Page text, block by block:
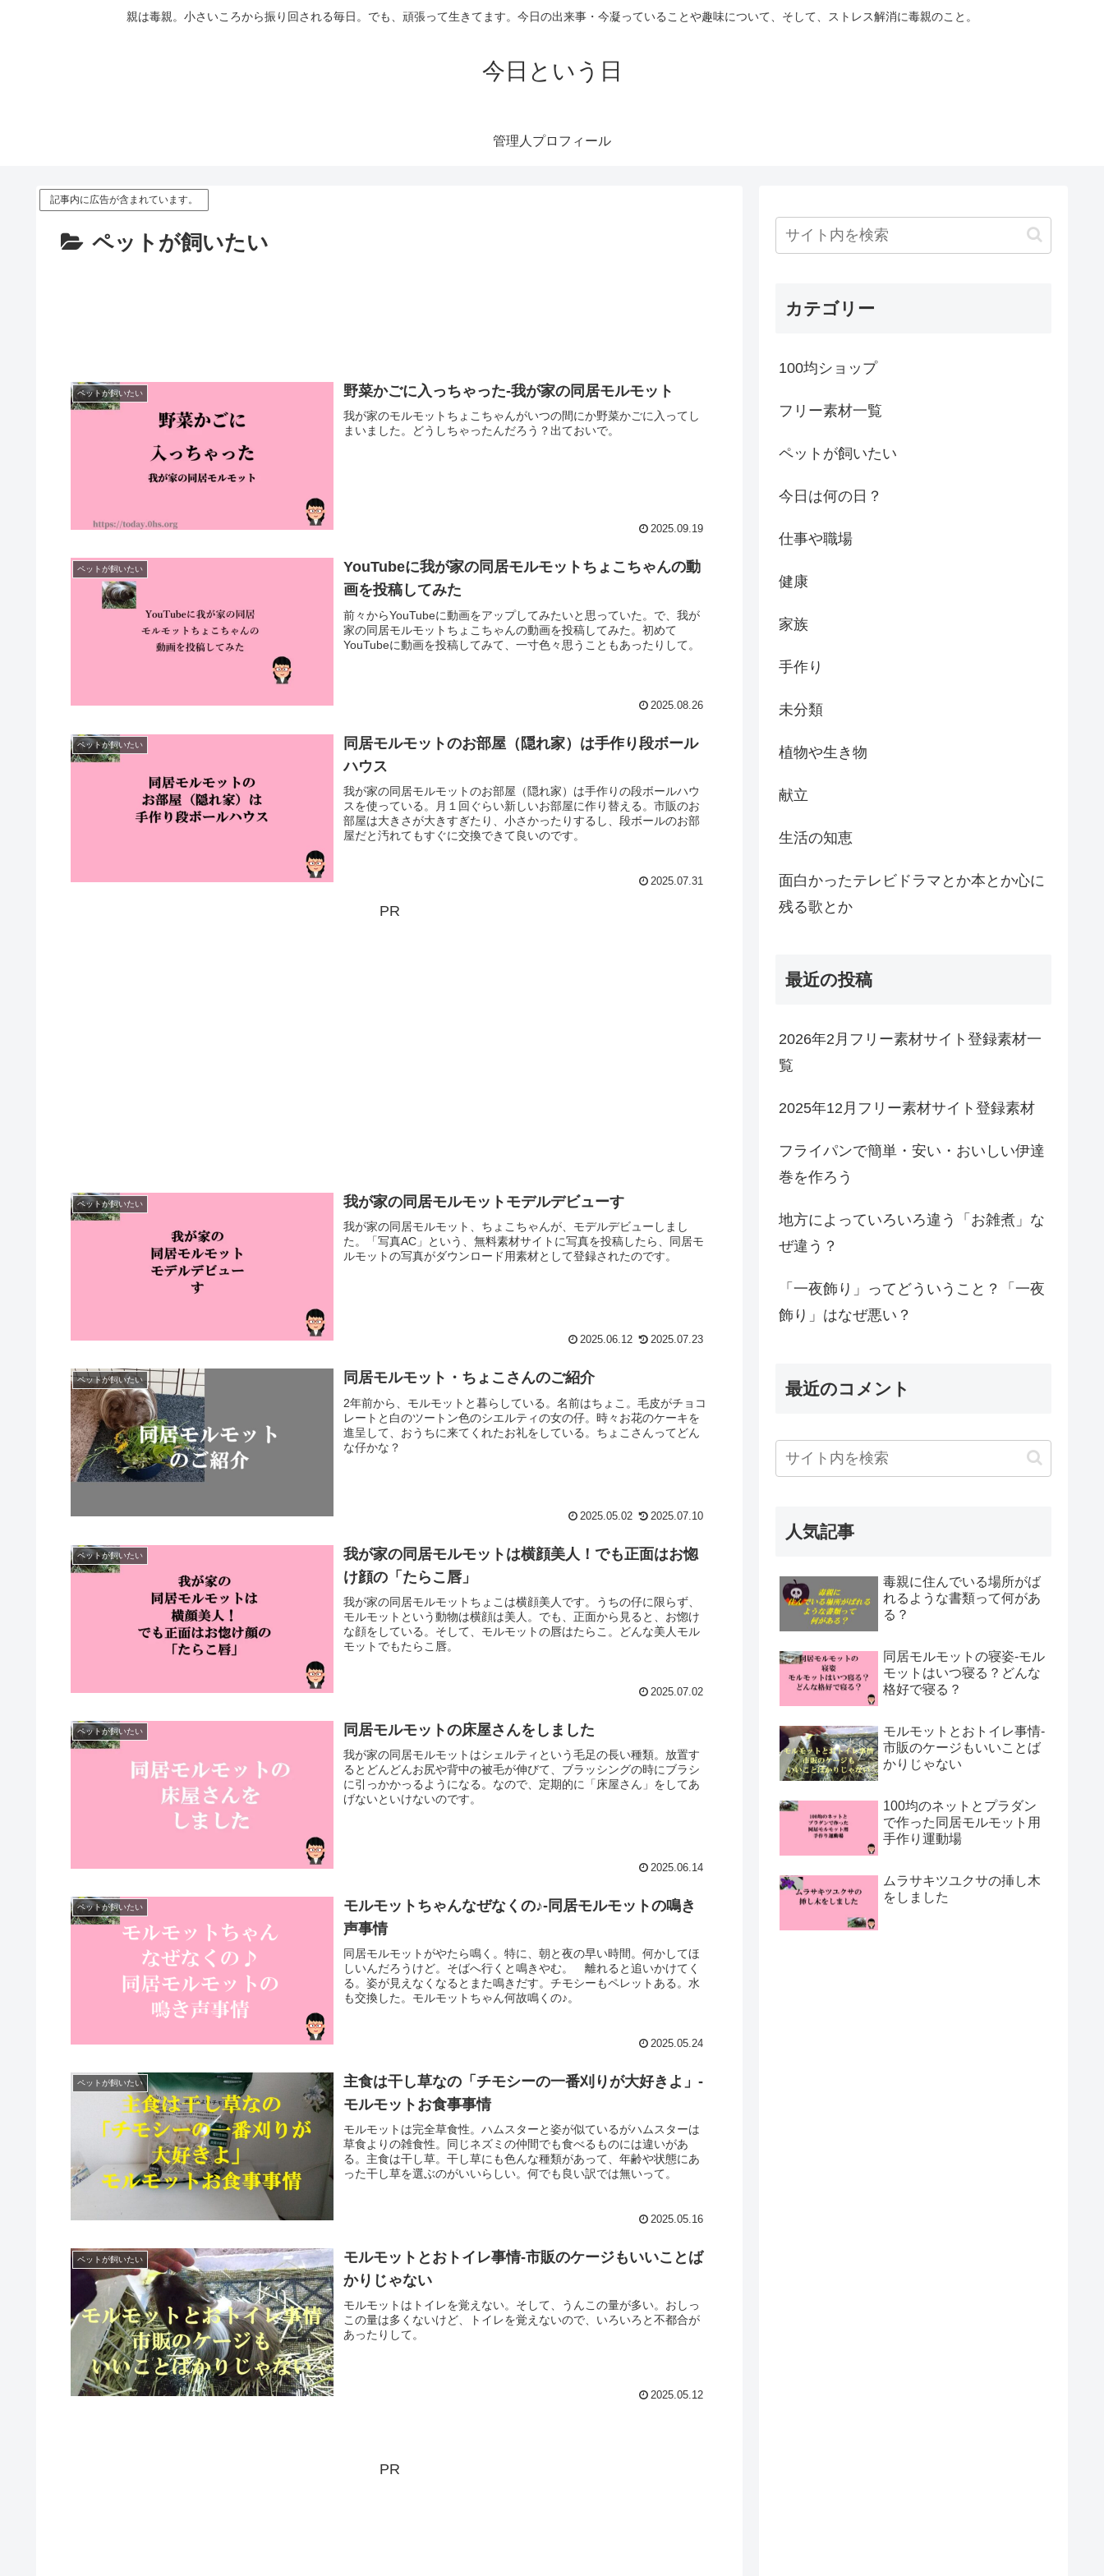
親は毒親。小さいころから振り回される毎日。でも、頑張って生きてます。今日の出来事・今凝っていることや趣味について、そして、ストレス解消に毒親のこと。
今日という日
管理人プロフィール
記事内に広告が含まれています。
ペットが飼いたい
ペットが飼いたい 野菜かごに入っちゃった-我が家の同居モルモット
我が家のモルモットちょこちゃんがいつの間にか野菜かごに入ってし
まいました。どうしちゃったんだろう？出ておいで。
2025.09.19
ペットが飼いたい
YouTubeに我が家の同居モルモットちょこちゃんの動
画を投稿してみた
前々からYouTubeに動画をアップしてみたいと思っていた。で、我が
家の同居モルモットちょこちゃんの動画を投稿してみた。初めて
YouTubeに動画を投稿してみて、一寸色々思うこともあったりして。
2025.08.26
ペットが飼いたい
同居モルモットのお部屋（隠れ家）は手作り段ボール
ハウス
我が家の同居モルモットのお部屋（隠れ家）は手作りの段ボールハウ
スを使っている。月１回ぐらい新しいお部屋に作り替える。市販のお
部屋は大きさが大きすぎたり、小さかったりするし、段ボールのお部
屋だと汚れてもすぐに交換できて良いのです。
2025.07.31
PR
ペットが飼いたい 我が家の同居モルモットモデルデビューす
我が家の同居モルモット、ちょこちゃんが、モデルデビューしまし
た。「写真AC」という、無料素材サイトに写真を投稿したら、同居モ
ルモットの写真がダウンロード用素材として登録されたのです。
2025.06.12 2025.07.23
ペットが飼いたい 同居モルモット・ちょこさんのご紹介
2年前から、モルモットと暮らしている。名前はちょこ。毛皮がチョコ
レートと白のツートン色のシエルティの女の仔。時々お花のケーキを
進呈して、おうちに来てくれたお礼をしている。ちょこさんってどん
な仔かな？
2025.05.02 2025.07.10
ペットが飼いたい
我が家の同居モルモットは横顔美人！でも正面はお惚
け顔の「たらこ唇」
我が家の同居モルモットちょこは横顔美人です。うちの仔に限らず、
モルモットという動物は横顔は美人。でも、正面から見ると、お惚け
な顔をしている。そして、モルモットの唇はたらこ。どんな美人モル
モットでもたらこ唇。
2025.07.02
ペットが飼いたい 同居モルモットの床屋さんをしました
我が家の同居モルモットはシェルティという毛足の長い種類。放置す
るとどんどんお尻や背中の被毛が伸びて、ブラッシングの時にブラシ
に引っかかっるようになる。なので、定期的に「床屋さん」をしてあ
げないといけないのです。
2025.06.14
ペットが飼いたい
モルモットちゃんなぜなくの♪-同居モルモットの鳴き
声事情
同居モルモットがやたら鳴く。特に、朝と夜の早い時間。何かしてほ
しいんだろうけど。そばへ行くと鳴きやむ。 離れると追いかけてく
る。姿が見えなくなるとまた鳴きだす。チモシーもペレットある。水
も交換した。モルモットちゃん何故鳴くの♪。
2025.05.24
ペットが飼いたい
主食は干し草なの「チモシーの一番刈りが大好きよ」-
モルモットお食事事情
モルモットは完全草食性。ハムスターと姿が似ているがハムスターは
草食よりの雑食性。同じネズミの仲間でも食べるものには違いがあ
る。主食は干し草。干し草にも色んな種類があって、年齢や状態にあ
った干し草を選ぶのがいいらしい。何でも良い訳では無いって。
2025.05.16
ペットが飼いたい
モルモットとおトイレ事情-市販のケージもいいことば
かりじゃない
モルモットはトイレを覚えない。そして、うんこの量が多い。おしっ
この量は多くないけど、トイレを覚えないので、いろいろと不都合が
あったりして。
2025.05.12
PR
カテゴリー
100均ショップ
フリー素材一覧
ペットが飼いたい
今日は何の日？
仕事や職場
健康
家族
手作り
未分類
植物や生き物
献立
生活の知恵
面白かったテレビドラマとか本とか心に
残る歌とか
最近の投稿
2026年2月フリー素材サイト登録素材一
覧
2025年12月フリー素材サイト登録素材
フライパンで簡単・安い・おいしい伊達
巻を作ろう
地方によっていろいろ違う「お雑煮」な
ぜ違う？
「一夜飾り」ってどういうこと？「一夜
飾り」はなぜ悪い？
最近のコメント
人気記事
毒親に住んでいる場所がば
れるような書類って何があ
る？
同居モルモットの寝姿-モル
モットはいつ寝る？どんな
格好で寝る？
モルモットとおトイレ事情-
市販のケージもいいことば
かりじゃない
100均のネットとプラダン
で作った同居モルモット用
手作り運動場
ムラサキツユクサの挿し木
をしました